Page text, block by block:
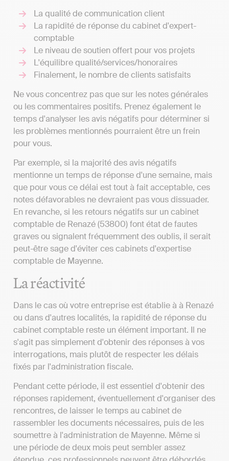
La qualité de communication client
La rapidité de réponse du cabinet d'expert-
comptable
Le niveau de soutien offert pour vos projets
L'équilibre qualité/services/honoraires
Finalement, le nombre de clients satisfaits
Ne vous concentrez pas que sur les notes générales
ou les commentaires positifs. Prenez également le
temps d'analyser les avis négatifs pour déterminer si
les problèmes mentionnés pourraient être un frein
pour vous.
Par exemple, si la majorité des avis négatifs
mentionne un temps de réponse d'une semaine, mais
que pour vous ce délai est tout à fait acceptable, ces
notes défavorables ne devraient pas vous dissuader.
En revanche, si les retours négatifs sur un cabinet
comptable de Renazé (53800) font état de fautes
graves ou signalent fréquemment des oublis, il serait
peut-être sage d'éviter ces cabinets d'expertise
comptable de Mayenne.
La réactivité
Dans le cas où votre entreprise est établie à à Renazé
ou dans d'autres localités, la rapidité de réponse du
cabinet comptable reste un élément important. Il ne
s'agit pas simplement d'obtenir des réponses à vos
interrogations, mais plutôt de respecter les délais
fixés par l'administration fiscale.
Pendant cette période, il est essentiel d'obtenir des
réponses rapidement, éventuellement d'organiser des
rencontres, de laisser le temps au cabinet de
rassembler les documents nécessaires, puis de les
soumettre à l'administration de Mayenne. Même si
une période de deux mois peut sembler assez